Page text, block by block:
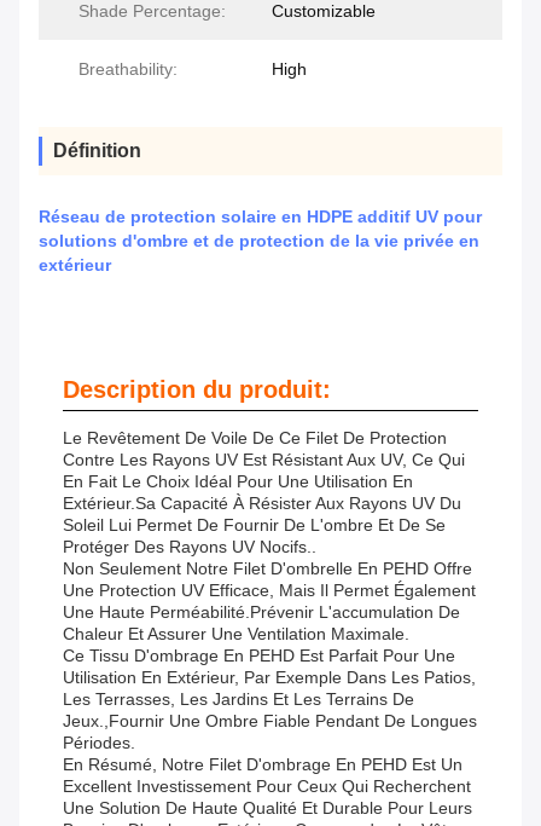
Shade Percentage: Customizable
Breathability: High
Définition
Réseau de protection solaire en HDPE additif UV pour
solutions d'ombre et de protection de la vie privée en
extérieur
Description du produit:
Le Revêtement De Voile De Ce Filet De Protection
Contre Les Rayons UV Est Résistant Aux UV, Ce Qui
En Fait Le Choix Idéal Pour Une Utilisation En
Extérieur.Sa Capacité À Résister Aux Rayons UV Du
Soleil Lui Permet De Fournir De L'ombre Et De Se
Protéger Des Rayons UV Nocifs..
Non Seulement Notre Filet D'ombrelle En PEHD Offre
Une Protection UV Efficace, Mais Il Permet Également
Une Haute Perméabilité.prévenir L'accumulation De
Chaleur Et Assurer Une Ventilation Maximale.
Ce Tissu D'ombrage En PEHD Est Parfait Pour Une
Utilisation En Extérieur, Par Exemple Dans Les Patios,
Les Terrasses, Les Jardins Et Les Terrains De
Jeux.,fournir Une Ombre Fiable Pendant De Longues
Périodes.
En Résumé, Notre Filet D'ombrage En PEHD Est Un
Excellent Investissement Pour Ceux Qui Recherchent
Une Solution De Haute Qualité Et Durable Pour Leurs